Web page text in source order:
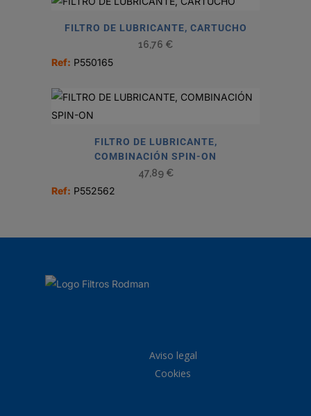
FILTRO DE LUBRICANTE, CARTUCHO
16,76 €
Ref: P550165
FILTRO DE LUBRICANTE,
COMBINACIÓN SPIN-ON
47,89 €
Ref: P552562
Aviso legal
Cookies